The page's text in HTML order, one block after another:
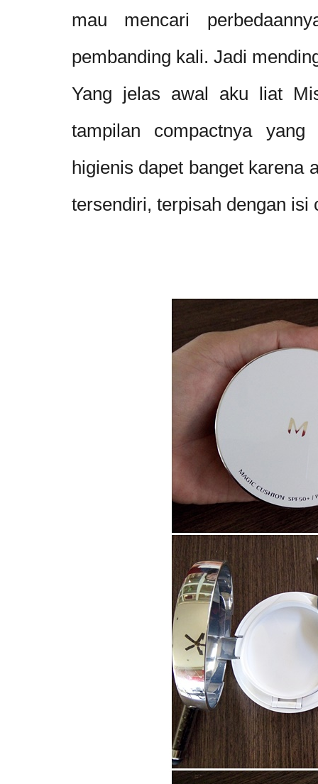
mau mencari
pembanding kali. Jadi
Yang jelas awal aku liat
tampilan compactnya
higienis dapet banget karena
tersendiri, terpisah dengan isi